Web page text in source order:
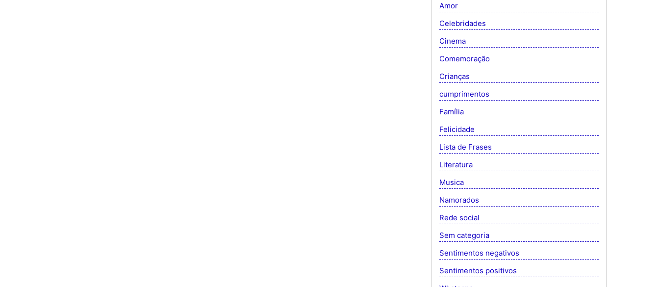
Amor
Celebridades
Cinema
Comemoração
Crianças
cumprimentos
Família
Felicidade
Lista de Frases
Literatura
Musica
Namorados
Rede social
Sem categoria
Sentimentos negativos
Sentimentos positivos